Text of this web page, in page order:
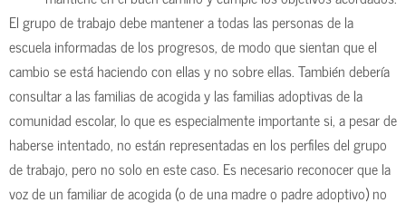
El grupo de trabajo debe mantener a todas las personas de la
escuela informadas de los progresos, de modo que sientan que el
cambio se está haciendo con ellas y no sobre ellas. También debería
consultar a las familias de acogida y las familias adoptivas de la
comunidad escolar, lo que es especialmente importante si, a pesar de
haberse intentado, no están representadas en los perfiles del grupo
de trabajo, pero no solo en este caso. Es necesario reconocer que la
voz de un familiar de acogida (o de una madre o padre adoptivo) no